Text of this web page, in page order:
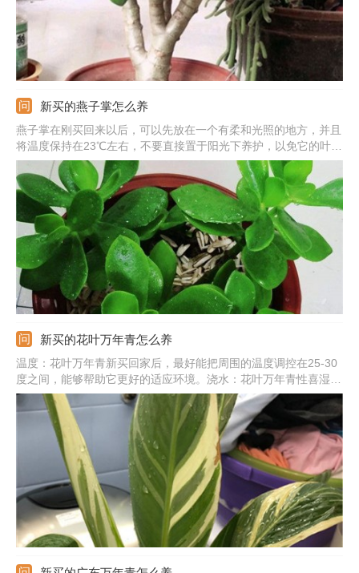
新买的燕子掌怎么养
燕子掌在刚买回来以后，可以先放在一个有柔和光照的地方，并且
将温度保持在23℃左右，不要直接置于阳光下养护，以免它的叶片
被强光照射。施肥也需要暂停，以免它的根系被肥料烧伤。由于它
在此时生长比较缓慢，浇水量和次数均需要减少，通常每3-4天浇
一次即可。
新买的花叶万年青怎么养
温度：花叶万年青新买回家后，最好能把周围的温度调控在25-30
度之间，能够帮助它更好的适应环境。浇水：花叶万年青性喜湿
润，买回家后需经常浇水，长期保持土壤的湿润，也可以向植株周
围喷洒水雾，以保持湿度。施肥：新买的花叶万年青对肥料需求性
不强，并且吸收能力差，不要急着施肥，以免烧根。光照：花叶万
年青喜光，买回家后可让它接受柔和的散光照射，可以促进它的生
长，每天光照时间不要少于六小时。